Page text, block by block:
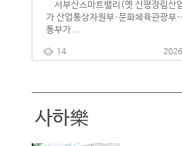
서부산스마트밸리(옛 신평장림산
가 산업통상자원부·문화체육관광부
통부가 ...
14
사하樂